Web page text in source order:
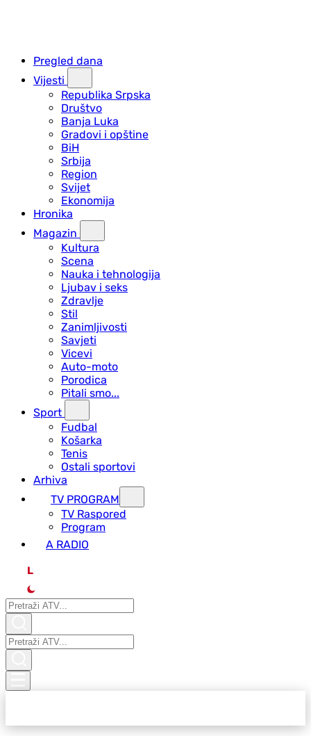
Pregled dana
Vijesti
Republika Srpska
Društvo
Banja Luka
Gradovi i opštine
BiH
Srbija
Region
Svijet
Ekonomija
Hronika
Magazin
Kultura
Scena
Nauka i tehnologija
Ljubav i seks
Zdravlje
Stil
Zanimljivosti
Savjeti
Vicevi
Auto-moto
Porodica
Pitali smo...
Sport
Fudbal
Košarka
Tenis
Ostali sportovi
Arhiva
TV PROGRAM
ТV Raspored
Program
A RADIO
L